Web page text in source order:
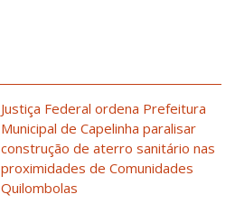
Justiça Federal ordena Prefeitura
Municipal de Capelinha paralisar
construção de aterro sanitário nas
proximidades de Comunidades
Quilombolas